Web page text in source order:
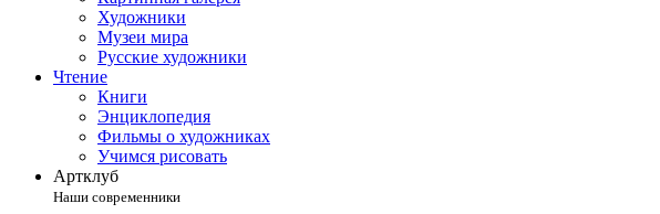
Художники
Музеи мира
Русские художники
Чтение
Книги
Энциклопедия
Фильмы о художниках
Учимся рисовать
Артклуб
Наши современники